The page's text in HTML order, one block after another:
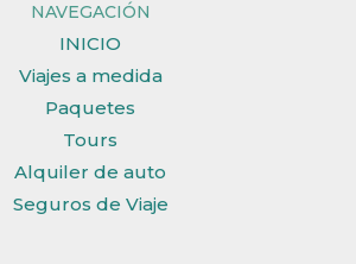
NAVEGACIÓN
INICIO
Viajes a medida
Paquetes
Tours
Alquiler de auto
Seguros de Viaje